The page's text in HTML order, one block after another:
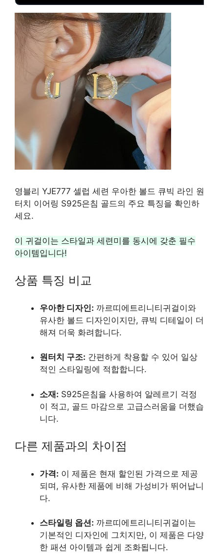
영블리 YJE777 셀럽 세련 우아한 볼드 큐빅 라인 원
터치 이어링 S925은침 골드의 주요 특징을 확인하
세요.
이 귀걸이는 스타일과 세련미를 동시에 갖춘 필수
아이템입니다!
상품 특징 비교
우아한 디자인: 까르띠에트리니티귀걸이와
유사한 볼드 디자인이지만, 큐빅 디테일이 더
해져 더욱 화려합니다.
원터치 구조: 간편하게 착용할 수 있어 일상
적인 스타일링에 적합합니다.
소재: S925은침을 사용하여 알레르기 걱정
이 적고, 골드 마감으로 고급스러움을 더했습
니다.
다른 제품과의 차이점
가격: 이 제품은 현재 할인된 가격으로 제공
되며, 유사한 제품에 비해 가성비가 뛰어납니
다.
스타일링 옵션: 까르띠에트리니티귀걸이는
기본적인 디자인에 그치지만, 이 제품은 다양
한 패션 아이템과 쉽게 조화됩니다.